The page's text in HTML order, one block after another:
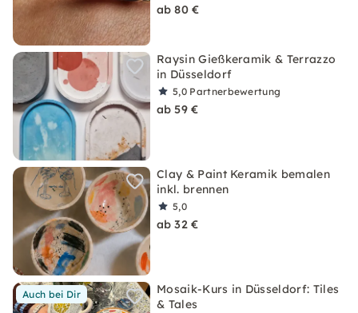
ab 80 €
Raysin Gießkeramik & Terrazzo
in Düsseldorf
5,0 Partnerbewertung
ab 59 €
Clay & Paint Keramik bemalen
inkl. brennen
5,0
ab 32 €
Auch bei Dir
Mosaik-Kurs in Düsseldorf: Tiles
& Tales